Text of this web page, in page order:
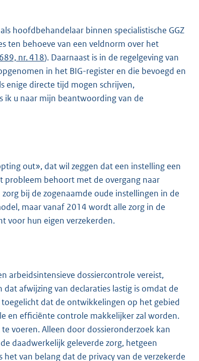
hoofdbehandelaar binnen specialistische GGZ
ten behoeve van een veldnorm over het
nr. 418). Daarnaast is in de regelgeving van
in het BIG-register en die bevoegd en
enige directe tijd mogen schrijven,
ik u naar mijn beantwoording van de
out», dat wil zeggen dat een instelling een
behoort met de overgang naar
bij de zogenaamde oude instellingen in de
maar vanaf 2014 wordt alle zorg in de
voor hun eigen verzekerden.
arbeidsintensieve dossiercontrole vereist,
afwijzing van declaraties lastig is omdat de
dat de ontwikkelingen op het gebied
en efficiënte controle makkelijker zal worden.
voeren. Alleen door dossieronderzoek kan
daadwerkelijk geleverde zorg, hetgeen
van belang dat de privacy van de verzekerde